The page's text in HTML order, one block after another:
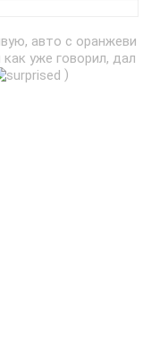
авто с оранжеви
уже говорил, дал
)